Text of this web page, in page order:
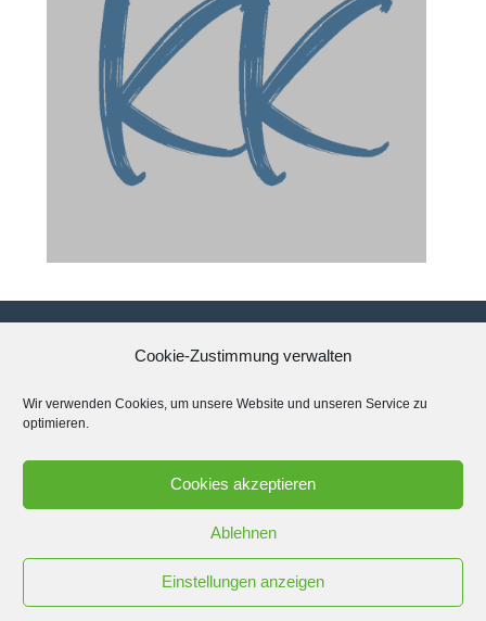
Cookie-Zustimmung verwalten
Wir verwenden Cookies, um unsere Website und unseren Service zu
optimieren.
Cookies akzeptieren
Ablehnen
Einstellungen anzeigen
Datenschutzerklärung
Cookie-Richtlinie (EU)